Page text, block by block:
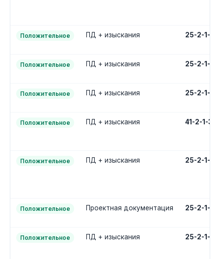
Положительное ПД + изыскания 25-2-1-
Положительное ПД + изыскания 25-2-1-
Положительное ПД + изыскания 25-2-1-
Положительное ПД + изыскания 41-2-1-3-
Положительное ПД + изыскания 25-2-1-
Положительное Проектная документация 25-2-1-
Положительное ПД + изыскания 25-2-1-